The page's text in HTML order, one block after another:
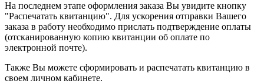
На последнем этапе оформления заказа Вы увидите кнопку
"Распечатать квитанцию". Для ускорения отправки Вашего
заказа в работу необходимо прислать подтверждение оплаты
(отсканированную копию квитанции об оплате по
электронной почте).
Также Вы можете сформировать и распечатать квитанцию в
своем личном кабинете.